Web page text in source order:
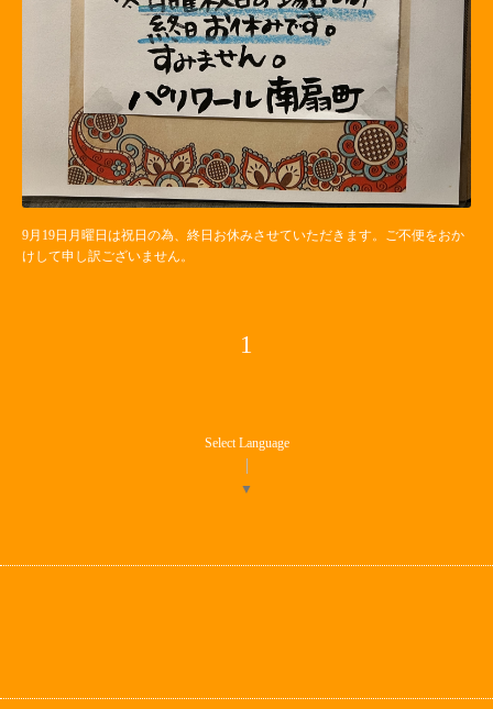
9月19日月曜日は祝日の為、終日お休みさせていただきます。ご不便をおか
けして申し訳ございません。
1
Select Language
▼